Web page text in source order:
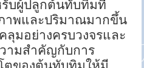
รับผู้ปลูกต้นทับทิมที่
าพและปริมาณมากขึ้น
มอย่างครบวงจรและ
ามสำคัญกับการ